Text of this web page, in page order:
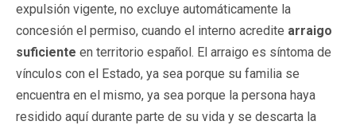
expulsión vigente, no excluye automáticamente la
concesión el permiso, cuando el interno acredite arraigo
suficiente en territorio español. El arraigo es síntoma de
vínculos con el Estado, ya sea porque su familia se
encuentra en el mismo, ya sea porque la persona haya
residido aquí durante parte de su vida y se descarta la